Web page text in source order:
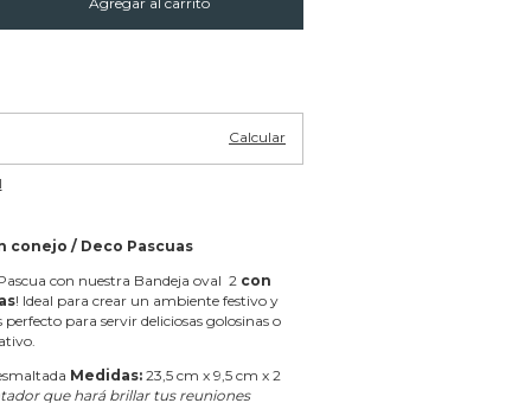
Calcular
conejo / Deco Pascuas
con nuestra Bandeja oval 2 con
! Ideal para crear un ambiente festivo y
perfecto para servir deliciosas golosinas o
Medidas:23,5 cm x 9,5 cm x 2
que hará brillar tus reuniones